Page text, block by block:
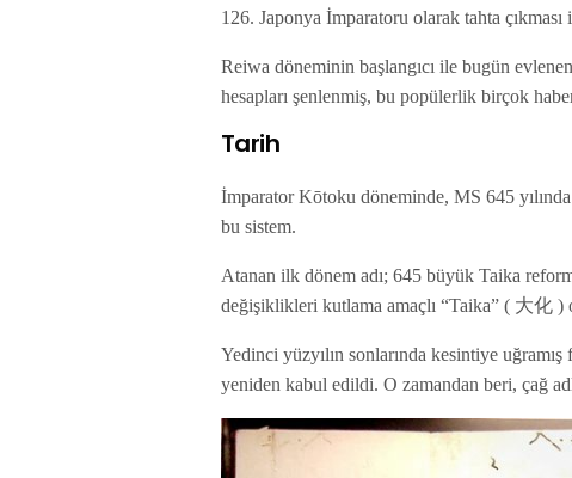
126. Japonya İmparatoru olarak tahta çıkması
Reiwa döneminin başlangıcı ile bugün
hesapları şenlenmiş, bu popülerlik birçok
Tarih
İmparator Kōtoku döneminde, MS 645
bu sistem.
Atanan ilk dönem adı; 645 büyük Taika
değişiklikleri kutlama amaçlı “Taika” ( 大化 )
Yedinci yüzyılın sonlarında kesintiye
yeniden kabul edildi. O zamandan beri, çağ